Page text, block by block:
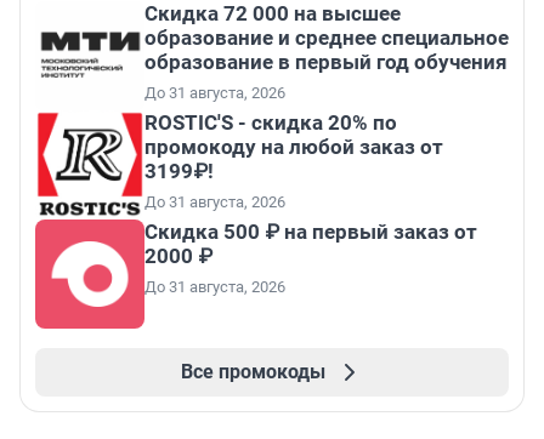
Скидка 72 000 на высшее
образование и среднее специальное
образование в первый год обучения
До 31 августа, 2026
ROSTIC'S - скидка 20% по
промокоду на любой заказ от
3199₽!
До 31 августа, 2026
Скидка 500 ₽ на первый заказ от
2000 ₽
До 31 августа, 2026
Все промокоды